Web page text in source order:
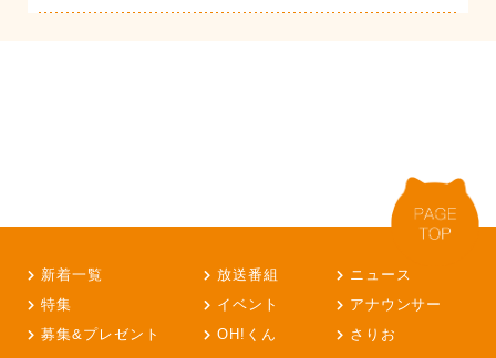
新着一覧 放送番組
ニュース
特集
イベント
アナウンサー
募集&プレゼント
OH!くん さりお